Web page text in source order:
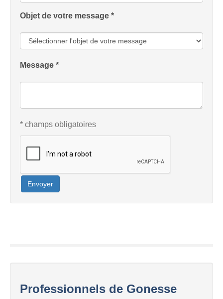
Objet de votre message *
Message *
* champs obligatoires
Envoyer
Professionnels de Gonesse